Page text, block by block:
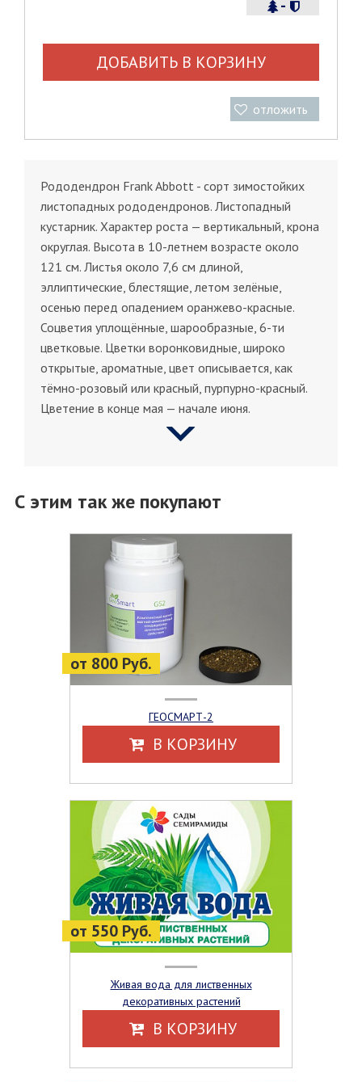
-
ДОБАВИТЬ В КОРЗИНУ
отложить
Рододендрон Frank Abbott - сорт зимостойких
листопадных рододендронов. Листопадный
кустарник. Характер роста — вертикальный, крона
округлая. Высота в 10-летнем возрасте около
121 см. Листья около 7,6 см длиной,
эллиптические, блестящие, летом зелёные,
осенью перед опадением оранжево-красные.
Соцветия уплощённые, шарообразные, 6-ти
цветковые. Цветки воронковидные, широко
открытые, ароматные, цвет описывается, как
тёмно-розовый или красный, пурпурно-красный.
Цветение в конце мая — начале июня.
С этим так же покупают
от 800 Руб.
ГЕОСМАРТ-2
В КОРЗИНУ
от 550 Руб.
Живая вода для лиственных
декоративных растений
В КОРЗИНУ